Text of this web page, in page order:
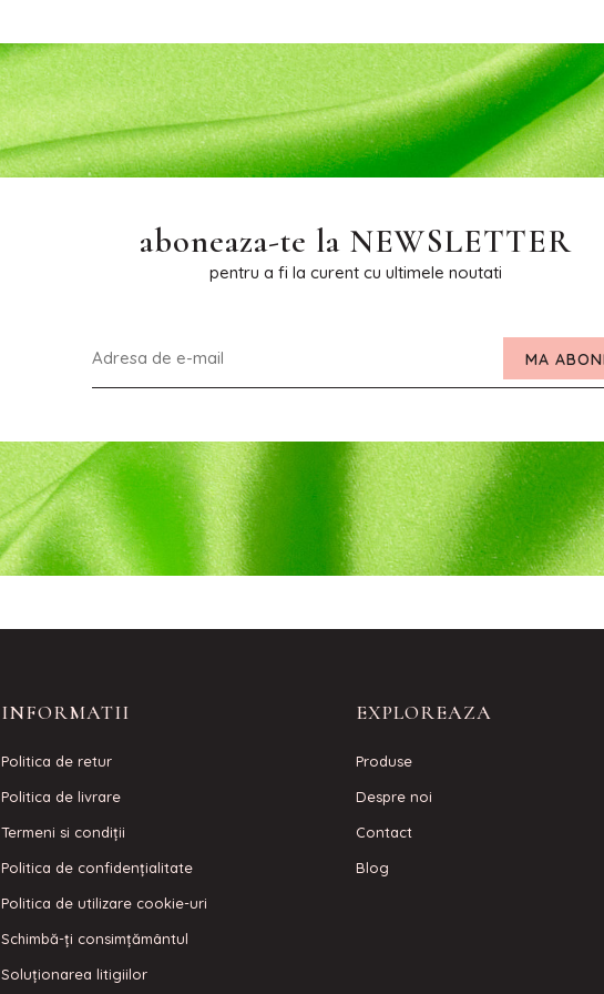
aboneaza-te la NEWSLETTER
pentru a fi la curent cu ultimele noutati
MA
INFORMATII
Politica de retur
Politica de livrare
Termeni si condiţii
Politica de confidenţialitate
Politica de utilizare cookie-uri
Schimbă-ți consimțământul
Soluționarea litigiilor
EXPLOREAZA
Produse
Despre noi
Contact
Blog